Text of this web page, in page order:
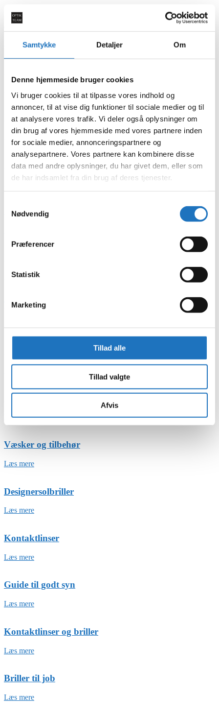
Samtykke Detaljer Om
Denne hjemmeside bruger cookies
Vi bruger cookies til at tilpasse vores indhold og
annoncer, til at vise dig funktioner til sociale medier og til
at analysere vores trafik. Vi deler også oplysninger om
din brug af vores hjemmeside med vores partnere inden
for sociale medier, annonceringspartnere og
analysepartnere. Vores partnere kan kombinere disse
data med andre oplysninger, du har givet dem, eller som
de har indsamlet fra din brug af deres tjenester.
Nødvendig
Præferencer
Statistik
Marketing
Tillad alle
Tillad valgte
Afvis
Dansk Design
Læs mere
Briller
Solbrillemode
Læs mere
Brilleglas
Læs mere
Tørre øjne
Brillestel
Læs mere
Væsker og tilbehør
Læs mere
Designersolbriller
Læs mere
Kontaktlinser
Læs mere
Guide til godt syn
Læs mere
Kontaktlinser og briller
Læs mere
Briller til job
Læs mere